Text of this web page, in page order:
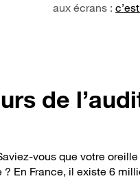
aux écrans :
de
vous que votre
En France, il existe 6